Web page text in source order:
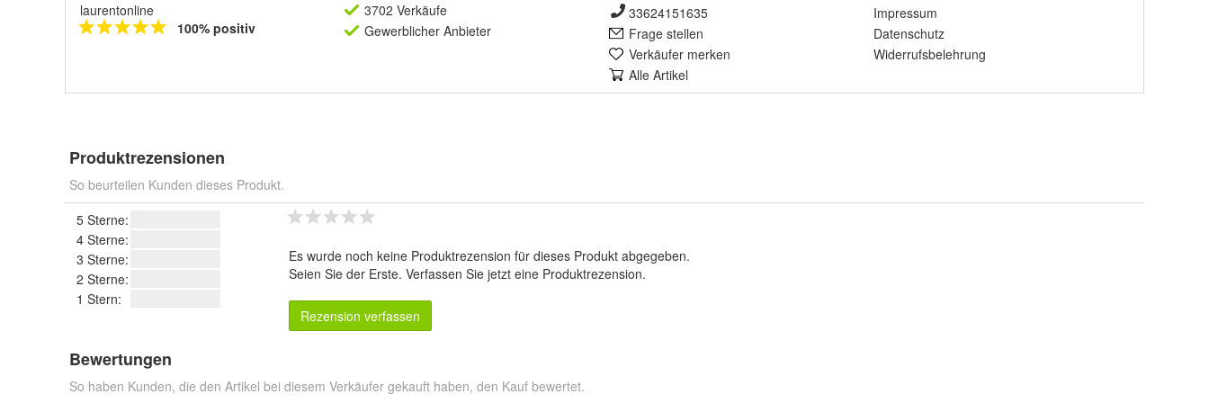
laurentonline
100% positiv
3702 Verkäufe
Gewerblicher Anbieter
33624151635
Frage stellen
Verkäufer merken
Alle Artikel
Impressum
Datenschutz
Widerrufsbelehrung
Produktrezensionen
So beurteilen Kunden dieses Produkt.
5 Sterne:
4 Sterne:
3 Sterne:
2 Sterne:
1 Stern:
Es wurde noch keine Produktrezension für dieses Produkt abgegeben.
Seien Sie der Erste. Verfassen Sie jetzt eine Produktrezension.
Rezension verfassen
Bewertungen
So haben Kunden, die den Artikel bei diesem Verkäufer gekauft haben, den Kauf bewertet.